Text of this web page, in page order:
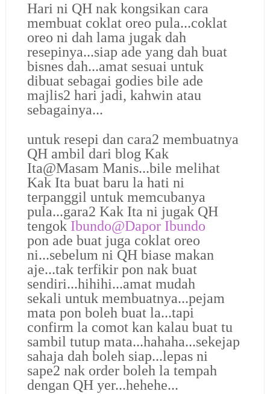
Hari ni QH nak kongsikan cara
membuat coklat oreo pula...coklat
oreo ni dah lama jugak dah
resepinya...siap ade yang dah buat
bisnes dah...amat sesuai untuk
dibuat sebagai godies bile ade
majlis2 hari jadi, kahwin atau
sebagainya...
untuk resepi dan cara2 membuatnya
QH ambil dari blog Kak
Ita@Masam Manis...bile melihat
Kak Ita buat baru la hati ni
terpanggil untuk memcubanya
pula...gara2 Kak Ita ni jugak QH
tengok Ibundo@Dapor Ibundo
pon ade buat juga coklat oreo
ni...sebelum ni QH biase makan
aje...tak terfikir pon nak buat
sendiri...hihihi...amat mudah
sekali untuk membuatnya...pejam
mata pon boleh buat la...tapi
confirm la comot kan kalau buat tu
sambil tutup mata...hahaha...sekejap
sahaja dah boleh siap...lepas ni
sape2 nak order boleh la tempah
dengan QH yer...hehehe...